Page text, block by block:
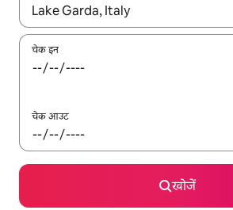
नतीजों के उपलब्ध होने पर, अप और डाउन 'ऐरो
चेक इन
चेक आउट
खोजें